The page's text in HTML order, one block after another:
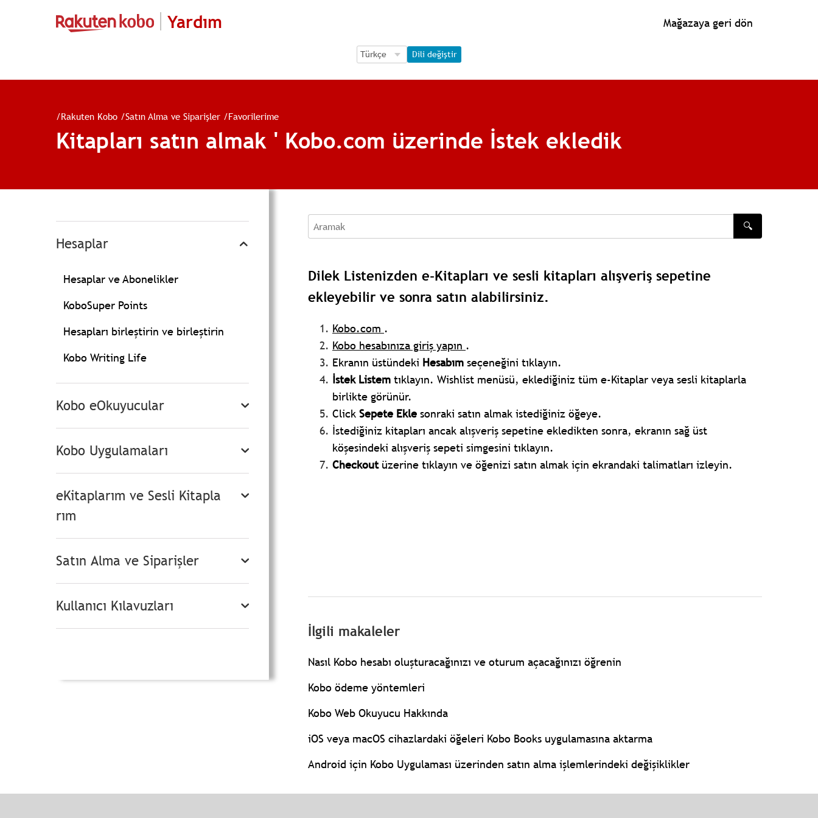
Yardım Mağazaya geri dön
Language Selection
Language Selection
Dili değiştir
/Rakuten Kobo /Satın Alma ve Siparişler /Favorilerime
Kitapları satın almak ' Kobo.com üzerinde İstek ekledik
Hesaplar
Hesaplar ve Abonelikler
KoboSuper Points
Hesapları birleştirin ve birleştirin
Kobo Writing Life
Kobo eOkuyucular
Kobo Uygulamaları
eKitaplarım ve Sesli Kitapla
rım
Satın Alma ve Siparişler
Kullanıcı Kılavuzları
Aramak
🔍
Dilek Listenizden e-Kitapları ve sesli kitapları alışveriş sepetine
ekleyebilir ve sonra satın alabilirsiniz.
Kobo.com .
Kobo hesabınıza giriş yapın .
Ekranın üstündeki Hesabım seçeneğini tıklayın.
İstek Listem tıklayın. Wishlist menüsü, eklediğiniz tüm e-Kitaplar veya sesli kitaplarla
birlikte görünür.
Click Sepete Ekle sonraki satın almak istediğiniz öğeye.
İstediğiniz kitapları ancak alışveriş sepetine ekledikten sonra, ekranın sağ üst
köşesindeki alışveriş sepeti simgesini tıklayın.
Checkout üzerine tıklayın ve öğenizi satın almak için ekrandaki talimatları izleyin.
İlgili makaleler
Nasıl Kobo hesabı oluşturacağınızı ve oturum açacağınızı öğrenin
Kobo ödeme yöntemleri
Kobo Web Okuyucu Hakkında
iOS veya macOS cihazlardaki öğeleri Kobo Books uygulamasına aktarma
Android için Kobo Uygulaması üzerinden satın alma işlemlerindeki değişiklikler